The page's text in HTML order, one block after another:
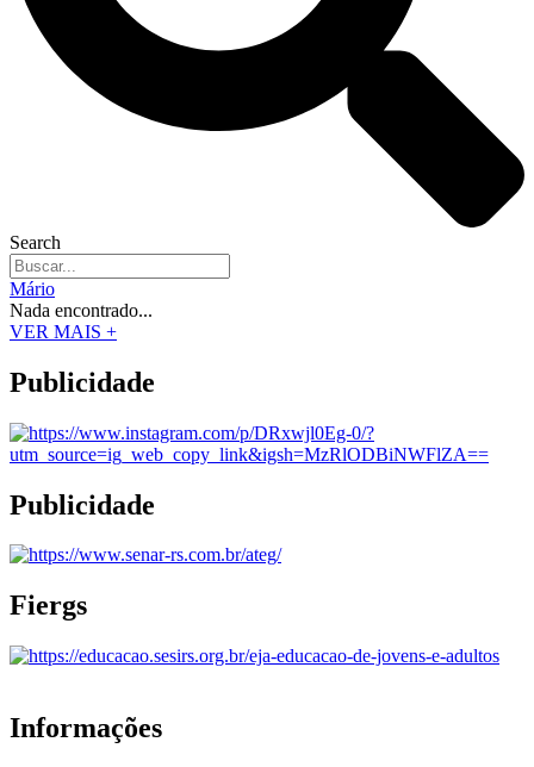
Search
Mário
Nada encontrado...
VER MAIS +
Publicidade
Publicidade
Fiergs
Informações